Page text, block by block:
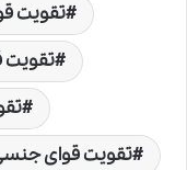
تقویت
تقویت قوای